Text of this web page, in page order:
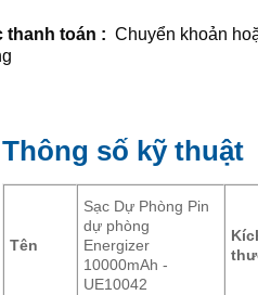
toán : Chuyển khoản
Thông số kỹ thuật
Tên
Sạc Dự Phòng Pin
dự phòng
Energizer
10000mAh -
UE10042